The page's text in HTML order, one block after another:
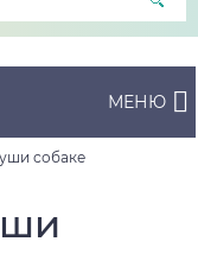
МЕНЮ
собаке